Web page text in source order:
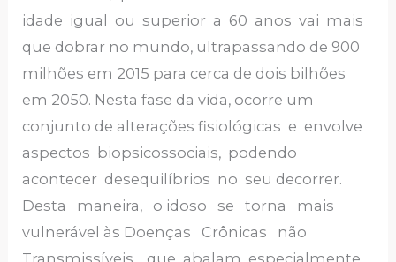
idade igual ou superior a 60 anos vai mais
que dobrar no mundo, ultrapassando de 900
milhões em 2015 para cerca de dois bilhões
em 2050. Nesta fase da vida, ocorre um
conjunto de alterações fisiológicas e envolve
aspectos biopsicossociais, podendo
acontecer desequilíbrios no seu decorrer.
Desta maneira, o idoso se torna mais
vulnerável às Doenças Crônicas não